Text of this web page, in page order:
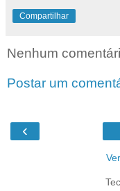
Compartilhar
Nenhum
Postar um
‹